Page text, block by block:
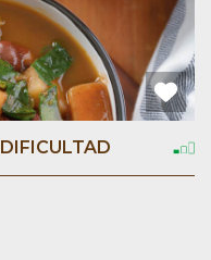
DIFICULTAD